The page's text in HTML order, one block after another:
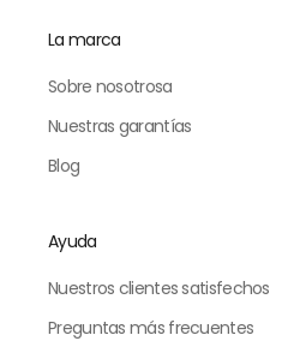
La marca
Sobre nosotrosa
Nuestras garantías
Blog
Ayuda
Nuestros clientes satisfechos
Preguntas más frecuentes